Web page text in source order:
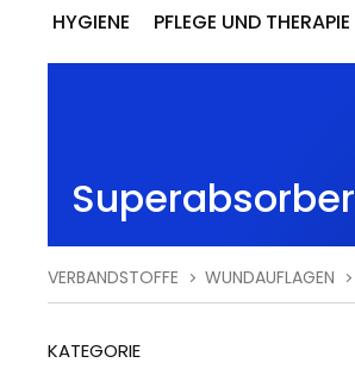
HYGIENE PFLEGE UND THERAPIE
Superabsorber
VERBANDSTOFFE WUNDAUFLAGEN
KATEGORIE